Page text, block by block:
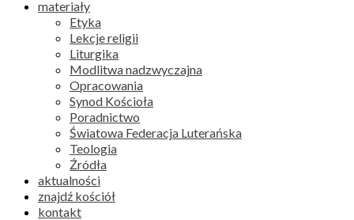
materiały
Etyka
Lekcje religii
Liturgika
Modlitwa nadzwyczajna
Opracowania
Synod Kościoła
Poradnictwo
Światowa Federacja Luterańska
Teologia
Źródła
aktualności
znajdź kościół
kontakt